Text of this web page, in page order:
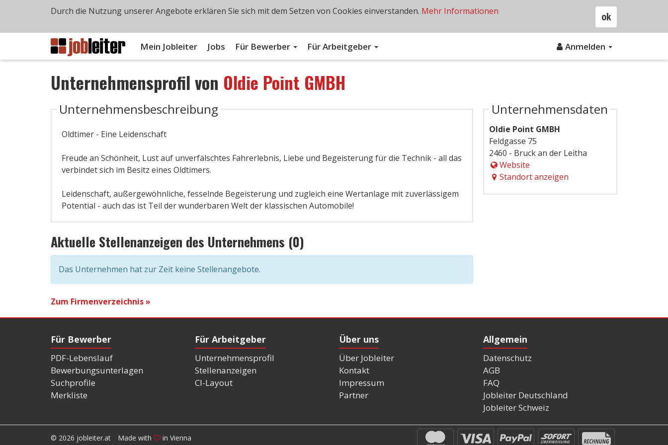
Mein Jobleiter Jobs Für Bewerber Für Arbeitgeber Anmelden
Unternehmensprofil von Oldie Point GMBH
Unternehmensbeschreibung
Oldtimer - Eine Leidenschaft
Freude an Schönheit, Lust auf unverfälschtes Fahrerlebnis, Liebe und Begeisterung für die Technik - all das
verbindet sich im Besitz eines Oldtimers.
Leidenschaft, außergewöhnliche, fesselnde Begeisterung und zugleich eine Wertanlage mit zuverlässigem
Potential - auch das ist Teil der wunderbaren Welt der klassischen Automobile!
Unternehmensdaten
Oldie Point GMBH
Feldgasse 75
2460 - Bruck an der Leitha
Website
Standort anzeigen
Aktuelle Stellenanzeigen des Unternehmens (0)
Das Unternehmen hat zur Zeit keine Stellenangebote.
Zum Firmenverzeichnis »
Für Bewerber
PDF-Lebenslauf
Bewerbungsunterlagen
Suchprofile
Merkliste
Für Arbeitgeber
Unternehmensprofil
Stellenanzeigen
CI-Layout
Über uns
Über Jobleiter
Kontakt
Impressum
Partner
Allgemein
Datenschutz
AGB
FAQ
Jobleiter Deutschland
Jobleiter Schweiz
© 2026 jobleiter.at Made with in Vienna
ok
Durch die Nutzung unserer Angebote erklären Sie sich mit dem Setzen von Cookies einverstanden. Mehr Informationen